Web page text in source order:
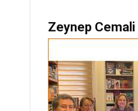
Zeynep Cemali